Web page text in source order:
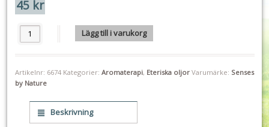
45 kr
Aroma roll-on Energy 5ml Senses by Nature mängd
Lägg till i varukorg
Artikelnr: 6674 Kategorier: Aromaterapi, Eteriska oljor Varumärke: Senses
by Nature
Beskrivning